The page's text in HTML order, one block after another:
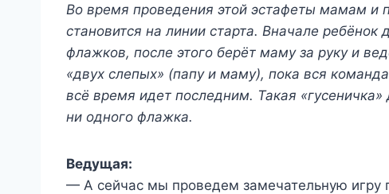
Во время проведения этой эстафеты мамам и
становится на линии старта. Вначале
флажков, после этого берёт маму за руку и
«двух слепых» (папу и маму), пока вся
всё время идет последним. Такая
ни одного флажка.
Ведущая:
— А сейчас мы проведем замечательную игру